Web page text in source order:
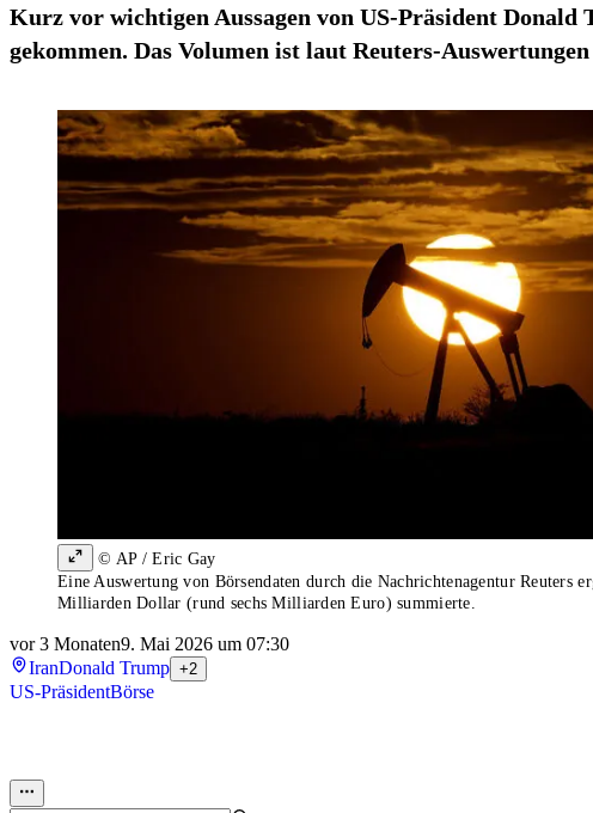
Kurz vor wichtigen Aussagen von US-Präsident
gekommen. Das Volumen ist laut Reuters-
© AP / Eric Gay
Eine Auswertung von Börsendaten durch die Nachrichtenagentur Reuters
Milliarden Dollar (rund sechs Milliarden Euro) summierte.
vor 3 Monaten9. Mai 2026 um 07:30
IranDonald Trump +2
US-PräsidentBörse